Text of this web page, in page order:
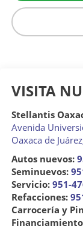
VISITA
Stellantis
Avenida
Oaxaca de Juárez
Autos nuevos:
Seminuevos:
Servicio: 951-
Refacciones:
Carrocería y